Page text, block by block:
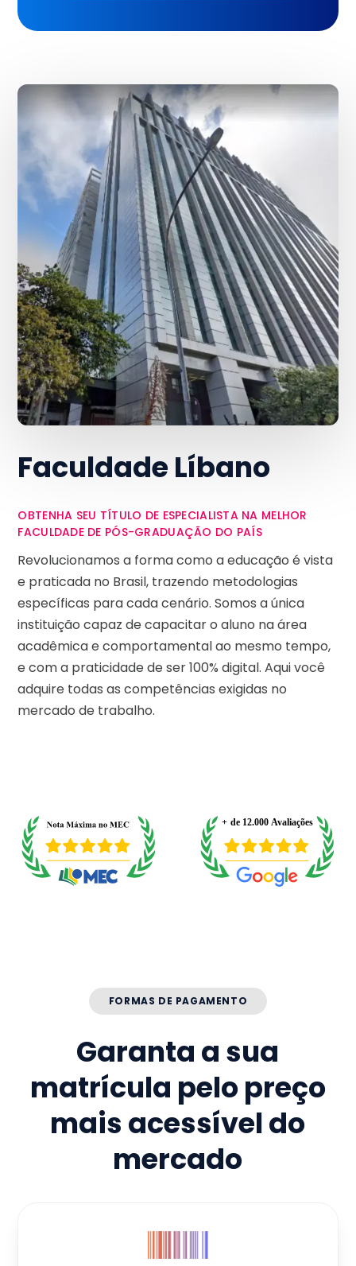
Faculdade Líbano
OBTENHA SEU TÍTULO DE ESPECIALISTA NA MELHOR
FACULDADE DE PÓS-GRADUAÇÃO DO PAÍS
Revolucionamos a forma como a educação é vista
e praticada no Brasil, trazendo metodologias
específicas para cada cenário. Somos a única
instituição capaz de capacitar o aluno na área
acadêmica e comportamental ao mesmo tempo,
e com a praticidade de ser 100% digital. Aqui você
adquire todas as competências exigidas no
mercado de trabalho.
FORMAS DE PAGAMENTO
Garanta a sua
matrícula pelo preço
mais acessível do
mercado